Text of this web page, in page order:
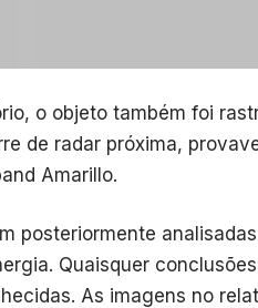
o objeto também foi
de radar próxima,
Amarillo.
posteriormente
Quaisquer
As imagens no